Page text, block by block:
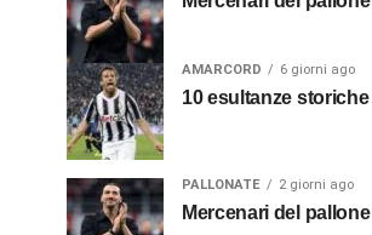
AMARCORD 6 giorni ago
10 esultanze storiche
PALLONATE 2 giorni ago
Mercenari del pallone